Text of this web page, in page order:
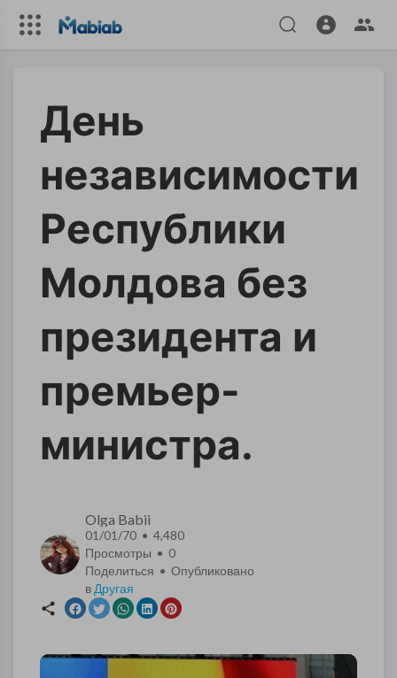
День
независимости
Республики
Молдова без
президента и
премьер-
министра.
Olga Babii
01/01/70 • 4,480
Просмотры • 0
Поделиться • Опубликовано
в Другая